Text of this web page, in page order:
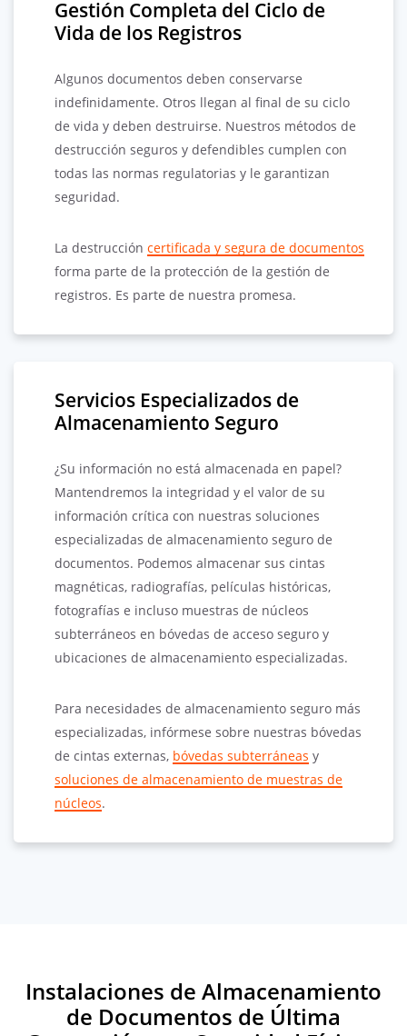
Gestión Completa del Ciclo de
Vida de los Registros
Algunos documentos deben conservarse
indefinidamente. Otros llegan al final de su ciclo
de vida y deben destruirse. Nuestros métodos de
destrucción seguros y defendibles cumplen con
todas las normas regulatorias y le garantizan
seguridad.
La destrucción certificada y segura de documentos
forma parte de la protección de la gestión de
registros. Es parte de nuestra promesa.
Servicios Especializados de
Almacenamiento Seguro
¿Su información no está almacenada en papel?
Mantendremos la integridad y el valor de su
información crítica con nuestras soluciones
especializadas de almacenamiento seguro de
documentos. Podemos almacenar sus cintas
magnéticas, radiografías, películas históricas,
fotografías e incluso muestras de núcleos
subterráneos en bóvedas de acceso seguro y
ubicaciones de almacenamiento especializadas.
Para necesidades de almacenamiento seguro más
especializadas, infórmese sobre nuestras bóvedas
de cintas externas, bóvedas subterráneas y
soluciones de almacenamiento de muestras de
núcleos.
Instalaciones de Almacenamiento
de Documentos de Última